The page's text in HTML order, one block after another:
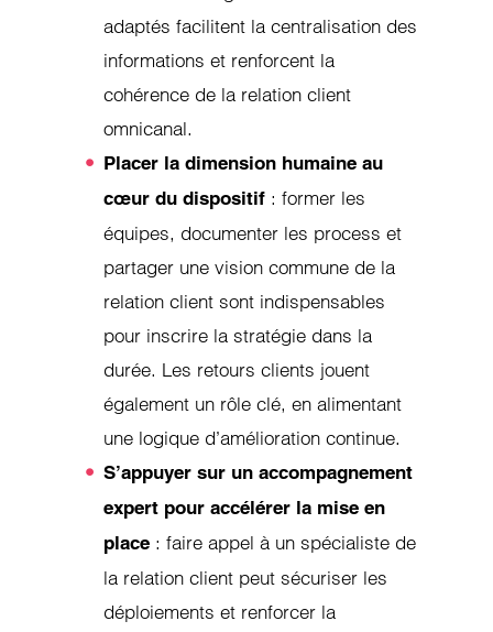
adaptés facilitent la centralisation des
informations et renforcent la
cohérence de la relation client
omnicanal.
Placer la dimension humaine au
cœur du dispositif : former les
équipes, documenter les process et
partager une vision commune de la
relation client sont indispensables
pour inscrire la stratégie dans la
durée. Les retours clients jouent
également un rôle clé, en alimentant
une logique d’amélioration continue.
S’appuyer sur un accompagnement
expert pour accélérer la mise en
place : faire appel à un spécialiste de
la relation client peut sécuriser les
déploiements et renforcer la